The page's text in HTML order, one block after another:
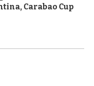
Carabao Cup